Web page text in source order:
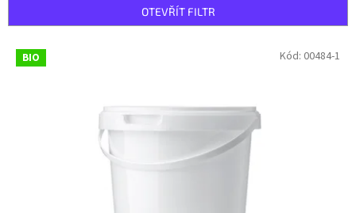
í
OTEVŘÍT FILTR
V BIO Kód: 00484-1